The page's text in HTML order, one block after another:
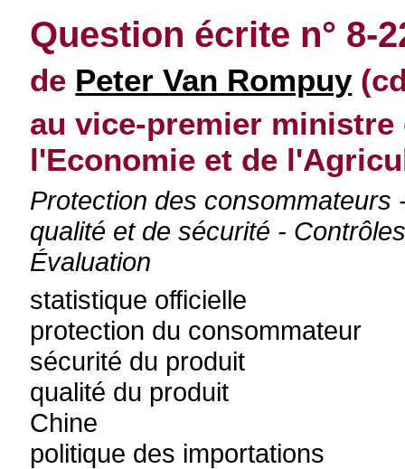
Question écrite n° 8-
de Peter Van Rompuy
au vice-premier
l'Economie et de
Protection des
qualité et de sécurité -
Évaluation
statistique officielle
protection du consommateur
sécurité du produit
qualité du produit
Chine
politique des importations